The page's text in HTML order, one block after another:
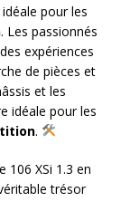
pour les
. Les passionnés
expériences
de pièces et
et les
idéale pour les
.
106 XSi 1.3 en
trésor